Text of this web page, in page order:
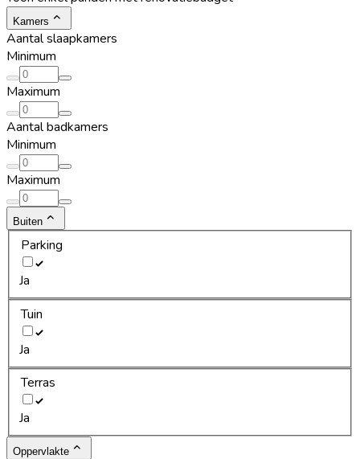
Kamers
Aantal slaapkamers
Minimum
Maximum
Aantal badkamers
Minimum
Maximum
Buiten
Parking
Ja
Tuin
Ja
Terras
Ja
Oppervlakte